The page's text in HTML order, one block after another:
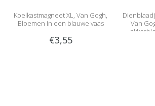
Koelkastmagneet XL, Van Gogh,
Bloemen in een blauwe vaas
€3,55
Van